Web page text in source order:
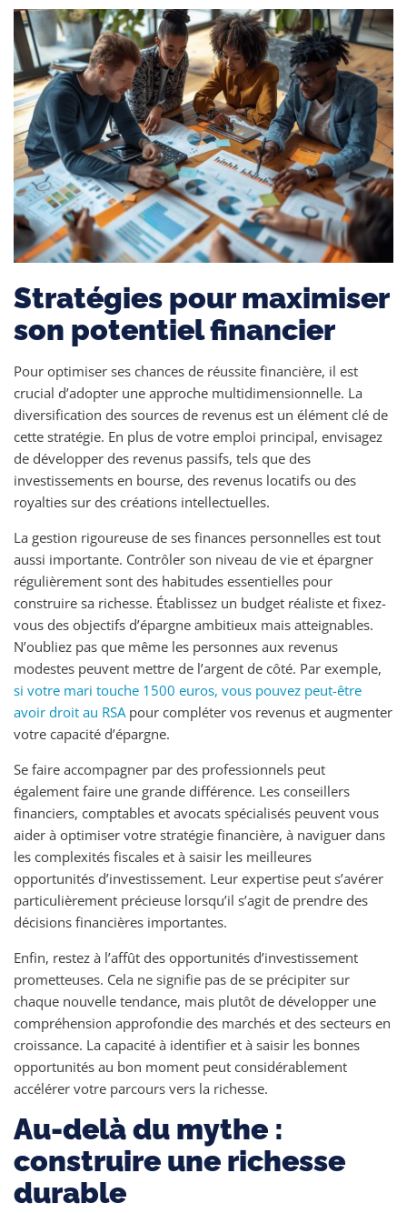
Stratégies pour maximiser
son potentiel financier
Pour optimiser ses chances de réussite financière, il est
crucial d’adopter une approche multidimensionnelle. La
diversification des sources de revenus est un élément clé de
cette stratégie. En plus de votre emploi principal, envisagez
de développer des revenus passifs, tels que des
investissements en bourse, des revenus locatifs ou des
royalties sur des créations intellectuelles.
La gestion rigoureuse de ses finances personnelles est tout
aussi importante. Contrôler son niveau de vie et épargner
régulièrement sont des habitudes essentielles pour
construire sa richesse. Établissez un budget réaliste et fixez-
vous des objectifs d’épargne ambitieux mais atteignables.
N’oubliez pas que même les personnes aux revenus
modestes peuvent mettre de l’argent de côté. Par exemple,
si votre mari touche 1500 euros, vous pouvez peut-être
avoir droit au RSA pour compléter vos revenus et augmenter
votre capacité d’épargne.
Se faire accompagner par des professionnels peut
également faire une grande différence. Les conseillers
financiers, comptables et avocats spécialisés peuvent vous
aider à optimiser votre stratégie financière, à naviguer dans
les complexités fiscales et à saisir les meilleures
opportunités d’investissement. Leur expertise peut s’avérer
particulièrement précieuse lorsqu’il s’agit de prendre des
décisions financières importantes.
Enfin, restez à l’affût des opportunités d’investissement
prometteuses. Cela ne signifie pas de se précipiter sur
chaque nouvelle tendance, mais plutôt de développer une
compréhension approfondie des marchés et des secteurs en
croissance. La capacité à identifier et à saisir les bonnes
opportunités au bon moment peut considérablement
accélérer votre parcours vers la richesse.
Au-delà du mythe :
construire une richesse
durable